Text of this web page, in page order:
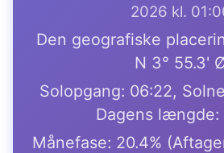
2026 kl.
Den geografiske
N 3° 55.3'
Solopgang: 06:22,
Dagens længde:
Månefase: 20.4%